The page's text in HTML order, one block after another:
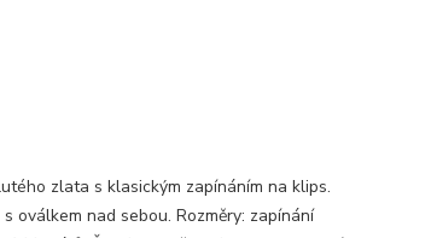
zlata s klasickým zapínáním na klips.
oválkem nad sebou. Rozměry: zapínání